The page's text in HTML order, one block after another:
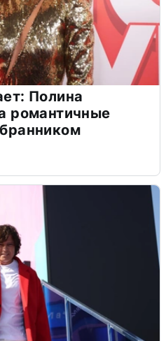
Полина
романтичные